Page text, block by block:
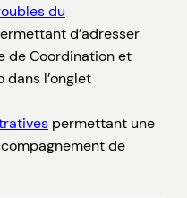
du
d’adresser
de Coordination et
dans l’onglet
permettant une
de